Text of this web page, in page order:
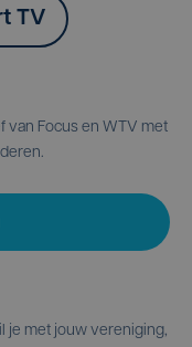
TV
van Focus en WTV met
je met jouw vereniging,